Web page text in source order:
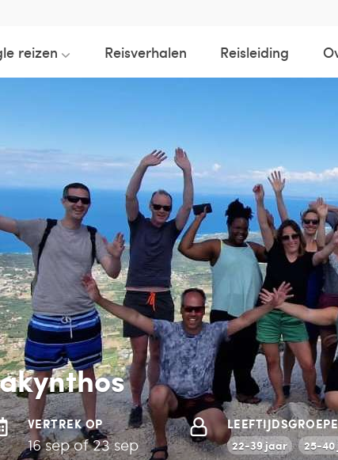
reizen Reisverhalen Reisleiding
VERTREK OP
16 sep of 23 sep 22-39 jaar 25-